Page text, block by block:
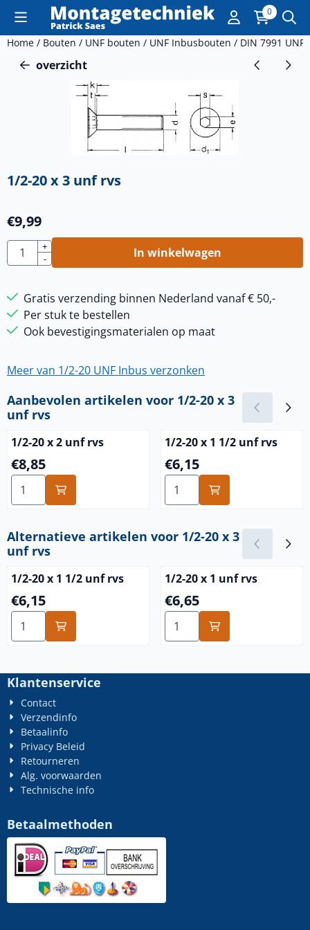
Cookievoorkeuren zijn momenteel gesloten. 0
Home / Bouten / UNF bouten / UNF Inbusbouten / DIN 7991
overzicht
1/2-20 x 3 unf rvs
€9,99
Aantal
+
-
In winkelwagen
Gratis verzending binnen Nederland vanaf € 50,-
Per stuk te bestellen
Ook bevestigingsmaterialen op maat
Meer van 1/2-20 UNF Inbus verzonken
Aanbevolen artikelen voor 1/2-20 x 3
unf rvs
1/2-20 x 2 unf rvs
Prijs: 8,85
€8,85
Aantal kiezen voor 1/2-20 x 2 unf rvs
1/2-20 x 1 1/2 unf rvs
Prijs: 6,15
€6,15
Aantal kiezen voor 1/2-20 x
Alternatieve artikelen voor 1/2-20 x 3
unf rvs
1/2-20 x 1 1/2 unf rvs
Prijs: 6,15
€6,15
Aantal kiezen voor 1/2-20 x 1 1/2 unf rvs
1/2-20 x 1 unf rvs
Prijs: 6,65
€6,65
Aantal kiezen voor 1/2-20 x
Klantenservice
Contact
Verzendinfo
Betaalinfo
Privacy Beleid
Retourneren
Alg. voorwaarden
Technische info
Betaalmethoden